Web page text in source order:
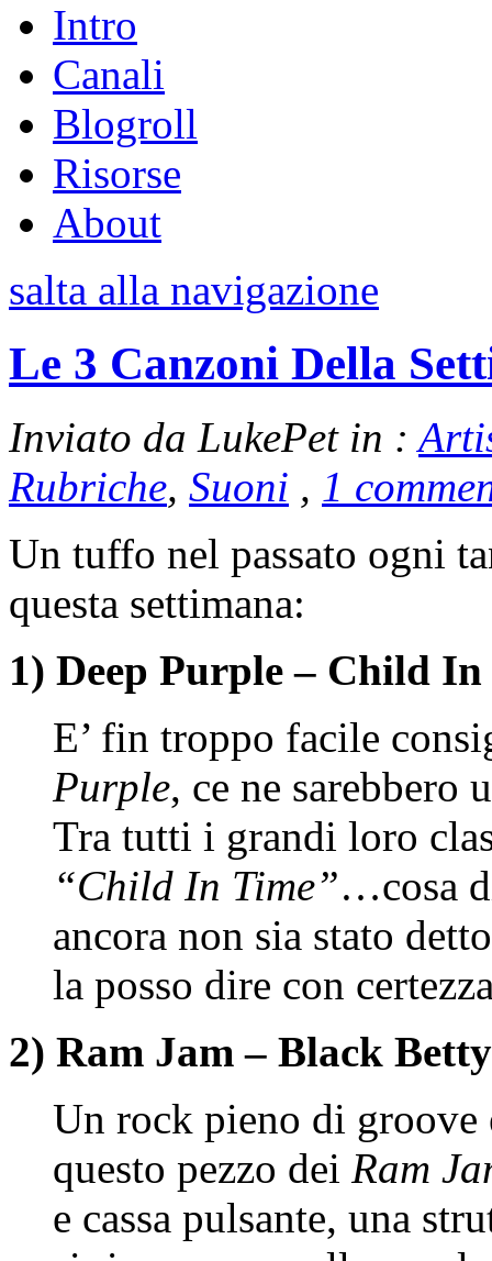
Intro
Canali
Blogroll
Risorse
About
salta alla navigazione
Le 3 Canzoni Della
Inviato da LukePet in :
Rubriche, Suoni , 1
Un tuffo nel passato ogni
questa settimana:
1) Deep Purple – Child In
E’ fin troppo facile
Purple, ce ne sarebbero
Tra tutti i grandi loro
“Child In Time”…cosa
ancora non sia stato
la posso dire con
2) Ram Jam – Black Betty
Un rock pieno di groove
questo pezzo dei Ram
e cassa pulsante, una